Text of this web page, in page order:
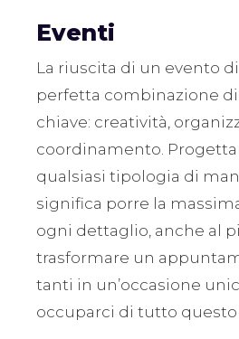
Eventi
La riuscita di un evento
perfetta combinazione
chiave: creatività,
coordinamento.
qualsiasi tipologia di
significa porre la
ogni dettaglio, anche al
trasformare un
tanti in un’occasione
occuparci di tutto questo